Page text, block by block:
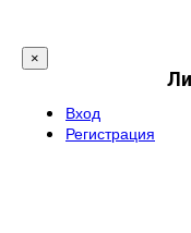
×
Вход
Регистрация